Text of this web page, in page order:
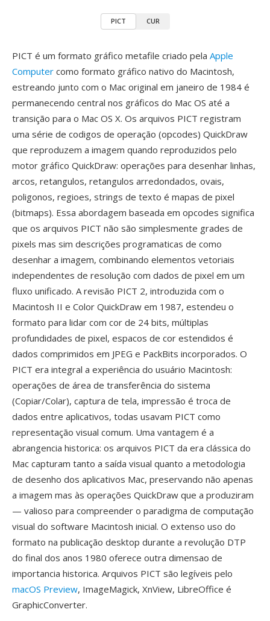
PICT CUR
PICT é um formato gráfico metafile criado pela Apple
Computer como formato gráfico nativo do Macintosh,
estreando junto com o Mac original em janeiro de 1984 é
permanecendo central nos gráficos do Mac OS até a
transição para o Mac OS X. Os arquivos PICT registram
uma série de codigos de operação (opcodes) QuickDraw
que reproduzem a imagem quando reproduzidos pelo
motor gráfico QuickDraw: operações para desenhar linhas,
arcos, retangulos, retangulos arredondados, ovais,
poligonos, regioes, strings de texto é mapas de pixel
(bitmaps). Essa abordagem baseada em opcodes significa
que os arquivos PICT não são simplesmente grades de
pixels mas sim descrições programaticas de como
desenhar a imagem, combinando elementos vetoriais
independentes de resolução com dados de pixel em um
fluxo unificado. A revisão PICT 2, introduzida com o
Macintosh II e Color QuickDraw em 1987, estendeu o
formato para lidar com cor de 24 bits, múltiplas
profundidades de pixel, espacos de cor estendidos é
dados comprimidos em JPEG e PackBits incorporados. O
PICT era integral a experiência do usuário Macintosh:
operações de área de transferência do sistema
(Copiar/Colar), captura de tela, impressão é troca de
dados entre aplicativos, todas usavam PICT como
representação visual comum. Uma vantagem é a
abrangencia historica: os arquivos PICT da era clássica do
Mac capturam tanto a saída visual quanto a metodologia
de desenho dos aplicativos Mac, preservando não apenas
a imagem mas às operações QuickDraw que a produziram
— valioso para compreender o paradigma de computação
visual do software Macintosh inicial. O extenso uso do
formato na publicação desktop durante a revolução DTP
do final dos anos 1980 oferece outra dimensao de
importancia historica. Arquivos PICT são legíveis pelo
macOS Preview, ImageMagick, XnView, LibreOffice é
GraphicConverter.